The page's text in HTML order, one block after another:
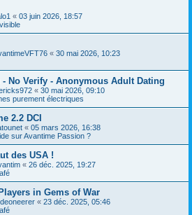
« 03 juin 2026, 18:57
« 30 mai 2026, 10:23
No Verify - Anonymous Adult Dating
« 30 mai 2026, 09:10
purement électriques
2.2 DCI
« 05 mars 2026, 16:38
sur Avantime Passion ?
des USA !
« 26 déc. 2025, 19:27
in Gems of War
« 23 déc. 2025, 05:46